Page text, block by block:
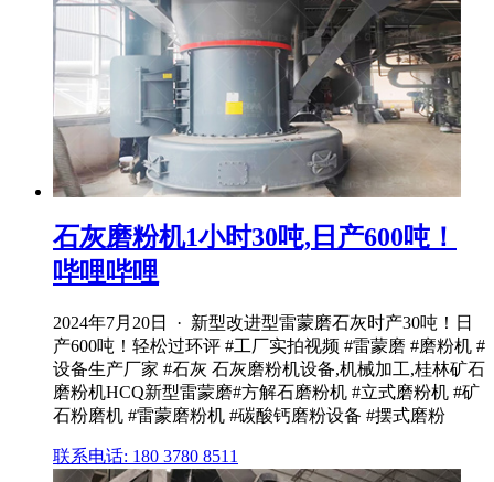
石灰磨粉机1小时30吨,日产600吨！
哔哩哔哩
2024年7月20日 · 新型改进型雷蒙磨石灰时产30吨！日
产600吨！轻松过环评 #工厂实拍视频 #雷蒙磨 #磨粉机 #
设备生产厂家 #石灰 石灰磨粉机设备,机械加工,桂林矿石
磨粉机HCQ新型雷蒙磨#方解石磨粉机 #立式磨粉机 #矿
石粉磨机 #雷蒙磨粉机 #碳酸钙磨粉设备 #摆式磨粉
联系电话: 180 3780 8511